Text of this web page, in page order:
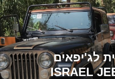
לג'יפאים